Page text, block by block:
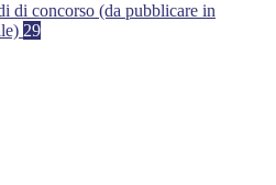
di concorso (da pubblicare in
29